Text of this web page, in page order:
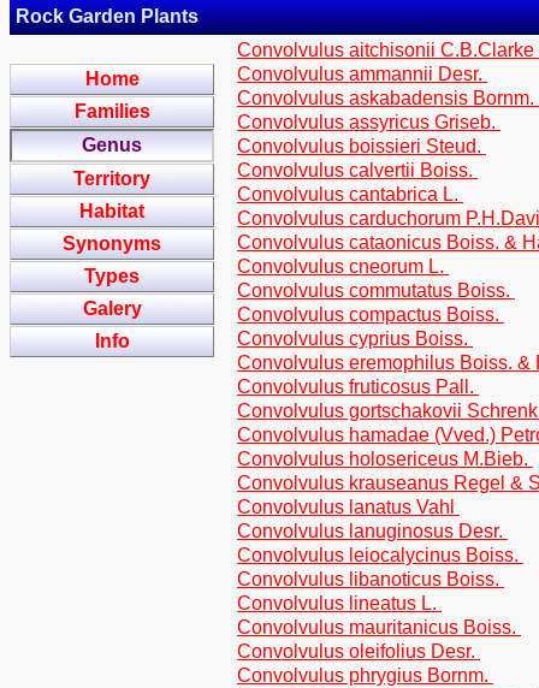
Rock Garden Plants
Home
Families
Genus
Territory
Habitat
Synonyms
Types
Galery
Info
Convolvulus aitchisonii C.B.Clarke
Convolvulus ammannii Desr.
Convolvulus askabadensis
Convolvulus assyricus Griseb.
Convolvulus boissieri Steud.
Convolvulus calvertii Boiss.
Convolvulus cantabrica L.
Convolvulus carduchorum
Convolvulus cataonicus Boiss. &
Convolvulus cneorum L.
Convolvulus commutatus Boiss.
Convolvulus compactus Boiss.
Convolvulus cyprius Boiss.
Convolvulus eremophilus Boiss. &
Convolvulus fruticosus Pall.
Convolvulus gortschakovii
Convolvulus hamadae (Vved.)
Convolvulus holosericeus M.Bieb.
Convolvulus krauseanus Regel &
Convolvulus lanatus Vahl
Convolvulus lanuginosus Desr.
Convolvulus leiocalycinus Boiss.
Convolvulus libanoticus Boiss.
Convolvulus lineatus L.
Convolvulus mauritanicus Boiss.
Convolvulus oleifolius Desr.
Convolvulus phrygius Bornm.